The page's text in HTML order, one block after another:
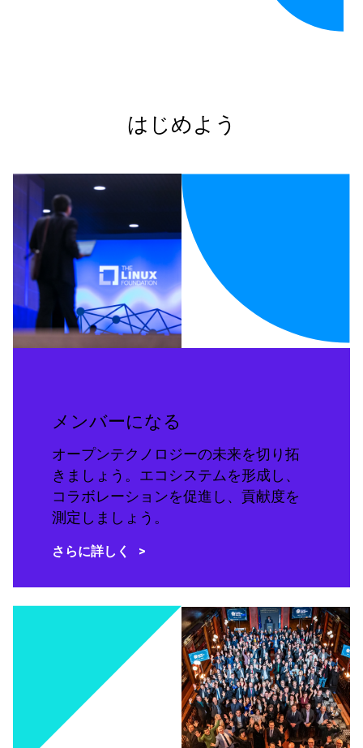
はじめよう
メンバーになる
オープンテクノロジーの未来を切り拓
きましょう。エコシステムを形成し、
コラボレーションを促進し、貢献度を
測定しましょう。
さらに詳しく